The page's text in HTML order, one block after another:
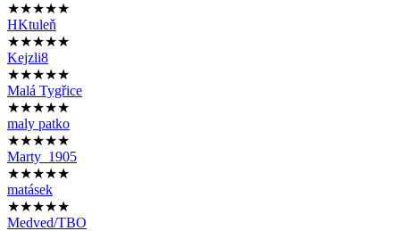
★★★★★
HKtuleň
★★★★★
Kejzli8
★★★★★
Malá Tygřice
★★★★★
maly patko
★★★★★
Marty_1905
★★★★★
matásek
★★★★★
Medved/TBO